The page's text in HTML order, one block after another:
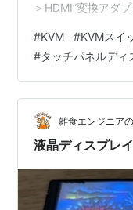
＞HDMI”変換アダ
現在、使っている
G4（Q1P55A）”
コンソールを表示
れば、特に不便を
きがあり、不便に
#KVM #KVMスイ
#タッチパネルディ
雑食エンジニア
液晶ディスプレ